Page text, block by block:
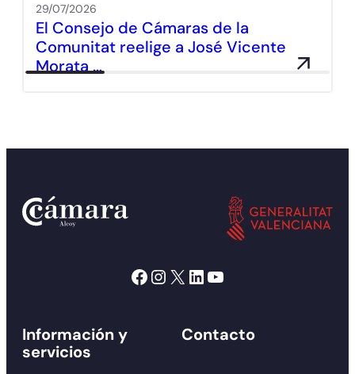
29/07/2026
El Consejo de Cámaras de la
Comunitat reelige a José Vicente
Morata …
Facebook Instagram X LinkedIn YouTube
Información y
servicios
Contacto